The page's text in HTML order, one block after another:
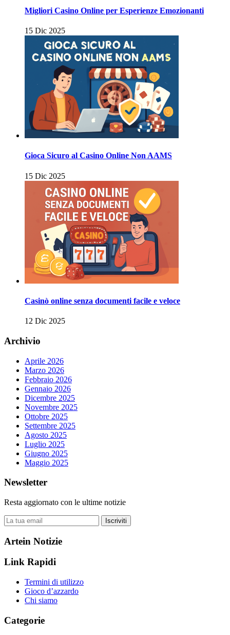
Migliori Casino Online per Esperienze Emozionanti
15 Dic 2025
Gioca Sicuro al Casino Online Non AAMS
15 Dic 2025
Casinò online senza documenti facile e veloce
12 Dic 2025
Archivio
Aprile 2026
Marzo 2026
Febbraio 2026
Gennaio 2026
Dicembre 2025
Novembre 2025
Ottobre 2025
Settembre 2025
Agosto 2025
Luglio 2025
Giugno 2025
Maggio 2025
Newsletter
Resta aggiornato con le ultime notizie
Iscriviti
Artein Notizie
Link Rapidi
Termini di utilizzo
Gioco d’azzardo
Chi siamo
Categorie